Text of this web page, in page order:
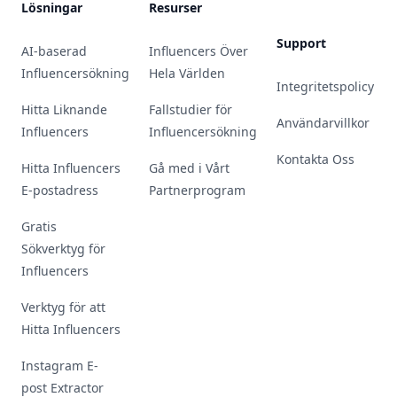
Lösningar
AI-baserad
Influencersökning
Hitta Liknande
Influencers
Hitta Influencers
E-postadress
Gratis
Sökverktyg för
Influencers
Verktyg för att
Hitta Influencers
Instagram E-
post Extractor
Resurser
Influencers Över
Hela Världen
Fallstudier för
Influencersökning
Gå med i Vårt
Partnerprogram
Support
Integritetspolicy
Användarvillkor
Kontakta Oss